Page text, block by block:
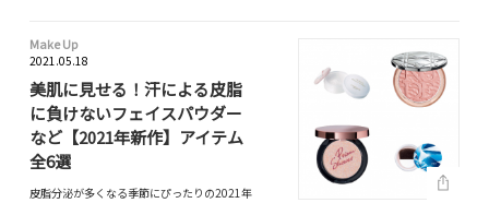
Make Up
2021.05.18
美肌に見せる！汗による皮脂
に負けないフェイスパウダー
など【2021年新作】アイテム
全6選
皮脂分泌が多くなる季節にぴったりの2021年